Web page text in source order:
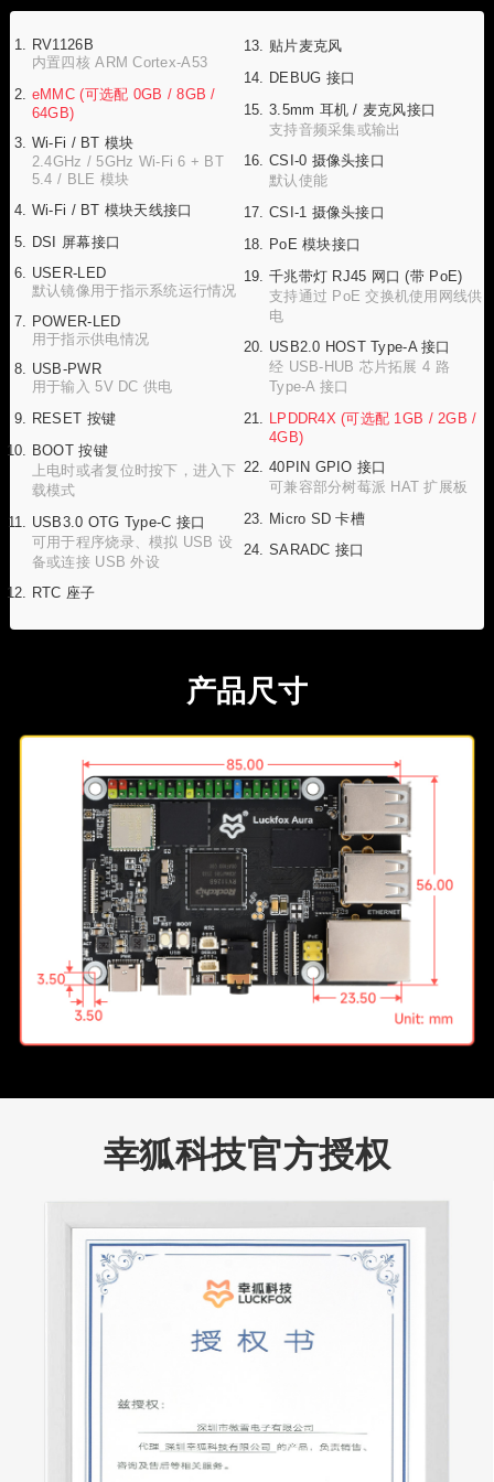
RV1126B
内置四核 ARM Cortex-A53
eMMC (可选配 0GB / 8GB /
64GB)
Wi-Fi / BT 模块
2.4GHz / 5GHz Wi-Fi 6 + BT
5.4 / BLE 模块
Wi-Fi / BT 模块天线接口
DSI 屏幕接口
USER-LED
默认镜像用于指示系统运行情况
POWER-LED
用于指示供电情况
USB-PWR
用于输入 5V DC 供电
RESET 按键
BOOT 按键
上电时或者复位时按下，进入下
载模式
USB3.0 OTG Type-C 接口
可用于程序烧录、模拟 USB 设
备或连接 USB 外设
RTC 座子
贴片麦克风
DEBUG 接口
3.5mm 耳机 / 麦克风接口
支持音频采集或输出
CSI-0 摄像头接口
默认使能
CSI-1 摄像头接口
PoE 模块接口
千兆带灯 RJ45 网口 (带 PoE)
支持通过 PoE 交换机使用网线供
电
USB2.0 HOST Type-A 接口
经 USB-HUB 芯片拓展 4 路
Type-A 接口
LPDDR4X (可选配 1GB / 2GB /
4GB)
40PIN GPIO 接口
可兼容部分树莓派 HAT 扩展板
Micro SD 卡槽
SARADC 接口
产品尺寸
幸狐科技官方授权